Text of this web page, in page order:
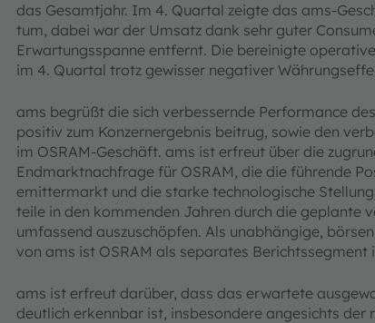
das Gesamtjahr. Im 4. Quartal zeigte das ams-
tum, dabei war der Umsatz dank sehr guter
Erwartungsspanne entfernt. Die bereinigte
im 4. Quartal trotz gewisser negativer
ams begrüßt die sich verbessernde Performance
positiv zum Konzernergebnis beitrug, sowie den
im OSRAM-Geschäft. ams ist erfreut über die
Endmarktnachfrage für OSRAM, die die führende
emittermarkt und die starke technologische
teile in den kommenden Jahren durch die geplante
umfassend auszuschöpfen. Als unabhängige,
von ams ist OSRAM als separates Berichtssegment
ams ist erfreut darüber, dass das erwartete
deutlich erkennbar ist, insbesondere angesichts